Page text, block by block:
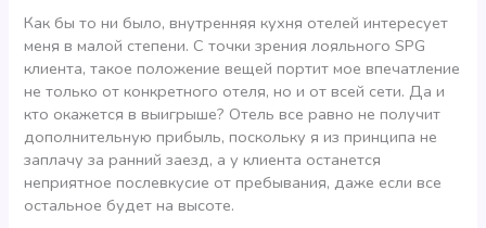
Как бы то ни было, внутренняя кухня отелей интересует
меня в малой степени. С точки зрения лояльного SPG
клиента, такое положение вещей портит мое впечатление
не только от конкретного отеля, но и от всей сети. Да и
кто окажется в выигрыше? Отель все равно не получит
дополнительную прибыль, поскольку я из принципа не
заплачу за ранний заезд, а у клиента останется
неприятное послевкусие от пребывания, даже если все
остальное будет на высоте.